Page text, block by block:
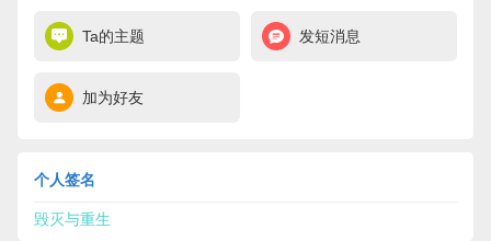
Ta的主题 发短消息
加为好友
个人签名
毁灭与重生